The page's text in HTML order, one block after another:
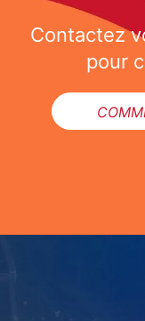
Contactez
pour